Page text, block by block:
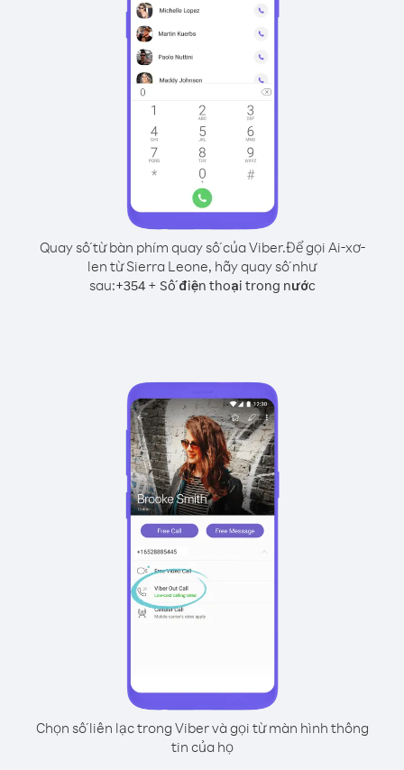
Quay số từ bàn phím quay số của Viber.Để gọi Ai-xơ-
len từ Sierra Leone, hãy quay số như
sau:+354+ Số điện thoại trong nước
Chọn số liên lạc trong Viber và gọi từ màn hình thông
tin của họ